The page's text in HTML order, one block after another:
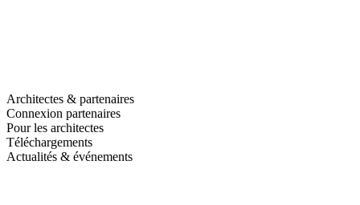
Architectes & partenaires
Connexion partenaires
Pour les architectes
Téléchargements
Actualités & événements